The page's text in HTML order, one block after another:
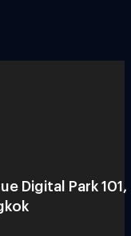
Digital Park 101,